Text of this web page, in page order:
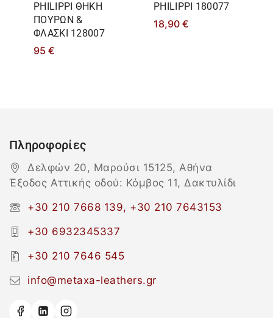
PHILIPPΙ ΘΗΚΗ
ΠΟΥΡΩΝ &
ΦΛΑΣΚΙ 128007
95 €
PHILIPPΙ 180077
18,90 €
Πληροφορίες
Δελφών 20, Μαρούσι 15125, Αθήνα
Έξοδος Αττικής οδού: Κόμβος 11, Δακτυλίδι
+30 210 7668 139, +30 210 7643153
+30 6932345337
+30 210 7646 545
info@metaxa-leathers.gr